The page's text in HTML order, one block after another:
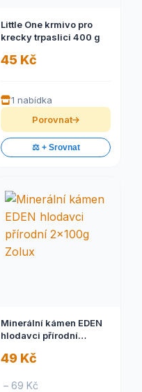
Little One krmivo pro
krecky trpaslici 400 g
45 Kč
1 nabídka
Porovnat
⚖️ + Srovnat
Minerální kámen EDEN
hlodavci přírodní
49 Kč
– 69 Kč